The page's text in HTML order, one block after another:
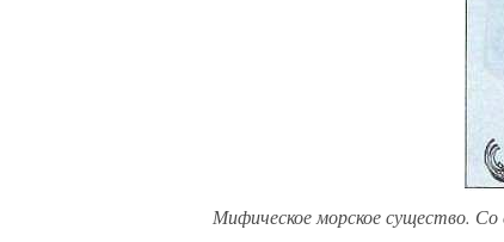
Мифическое морское существо. Со